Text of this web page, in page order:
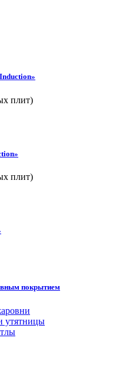
плит)
плит)
покрытием
утятницы